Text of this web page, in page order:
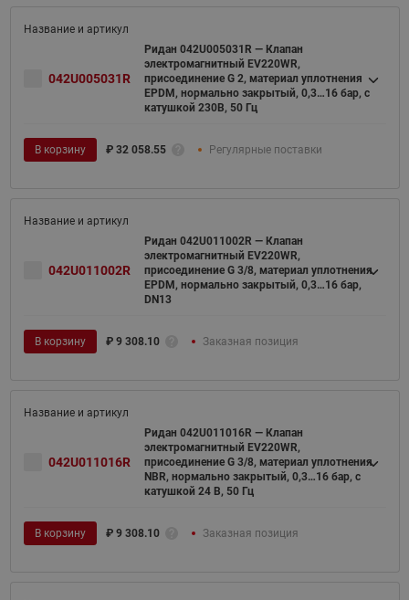
042U005031R
Ридан 042U005031R — Клапан
электромагнитный EV220WR,
присоединение G 2, материал уплотнения
EPDM, нормально закрытый, 0,3…16 бар, с
катушкой 230В, 50 Гц
В корзину ₽ 32 058.55 Регулярные поставки
042U011002R
Ридан 042U011002R — Клапан
электромагнитный EV220WR,
присоединение G 3/8, материал уплотнения
EPDM, нормально закрытый, 0,3…16 бар,
DN13
В корзину ₽ 9 308.10 Заказная позиция
042U011016R
Ридан 042U011016R — Клапан
электромагнитный EV220WR,
присоединение G 3/8, материал уплотнения
NBR, нормально закрытый, 0,3…16 бар, с
катушкой 24 В, 50 Гц
В корзину ₽ 9 308.10 Заказная позиция